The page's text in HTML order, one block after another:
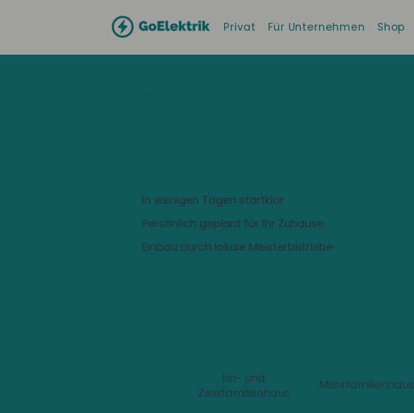
Privat Für Unternehmen Shop
In wenigen Tagen startklar
Persönlich geplant für Ihr Zuhause
Einbau durch lokale Meisterbetriebe
Ein- und
Zweifamilienhaus
Mehrfamilienhaus